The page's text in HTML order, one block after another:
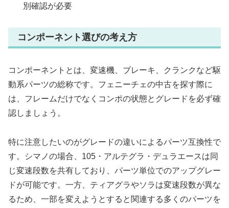
別確認が必要
コンポーネント選びの考え方
コンポーネントとは、変速機、ブレーキ、クランクなど駆
動系パーツの総称です。フェニーチェの中古を探す際に
は、フレームだけでなくコンポの状態とグレードを必ず確
認しましょう。
特に注意したいのがグレードの違いによるパーツ互換性で
す。シマノの場合、105・アルテグラ・デュラエースは同
じ変速段数を共有しており、パーツ単位でのアップグレー
ドが可能です。一方、ティアグラやソラは変速段数が異な
るため、一部を変えようとすると関連する多くのパーツを